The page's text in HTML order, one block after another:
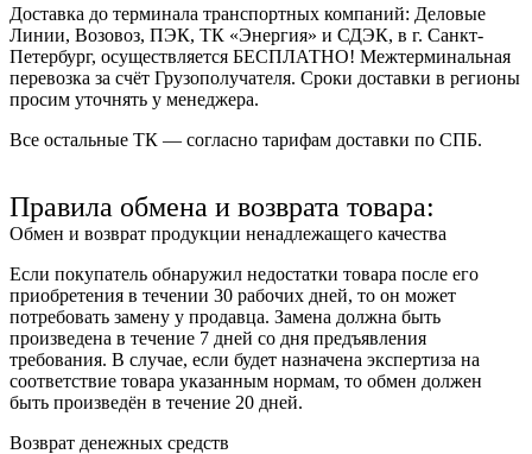
Доставка до терминала транспортных компаний: Деловые
Линии, Возовоз, ПЭК, ТК «Энергия» и СДЭК, в г. Санкт-
Петербург, осуществляется БЕСПЛАТНО! Межтерминальная
перевозка за счёт Грузополучателя. Сроки доставки в регионы
просим уточнять у менеджера.
Все остальные ТК — согласно тарифам доставки по СПБ.
Правила обмена и возврата товара:
Обмен и возврат продукции ненадлежащего качества
Если покупатель обнаружил недостатки товара после его
приобретения в течении 30 рабочих дней, то он может
потребовать замену у продавца. Замена должна быть
произведена в течение 7 дней со дня предъявления
требования. В случае, если будет назначена экспертиза на
соответствие товара указанным нормам, то обмен должен
быть произведён в течение 20 дней.
Возврат денежных средств